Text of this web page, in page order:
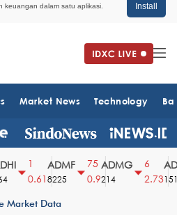
keuangan dalam satu aplikasi. Install
Market News Technology
0.61
ADMF
8225
75
0.9
ADMG
214
2.731510
Market Data